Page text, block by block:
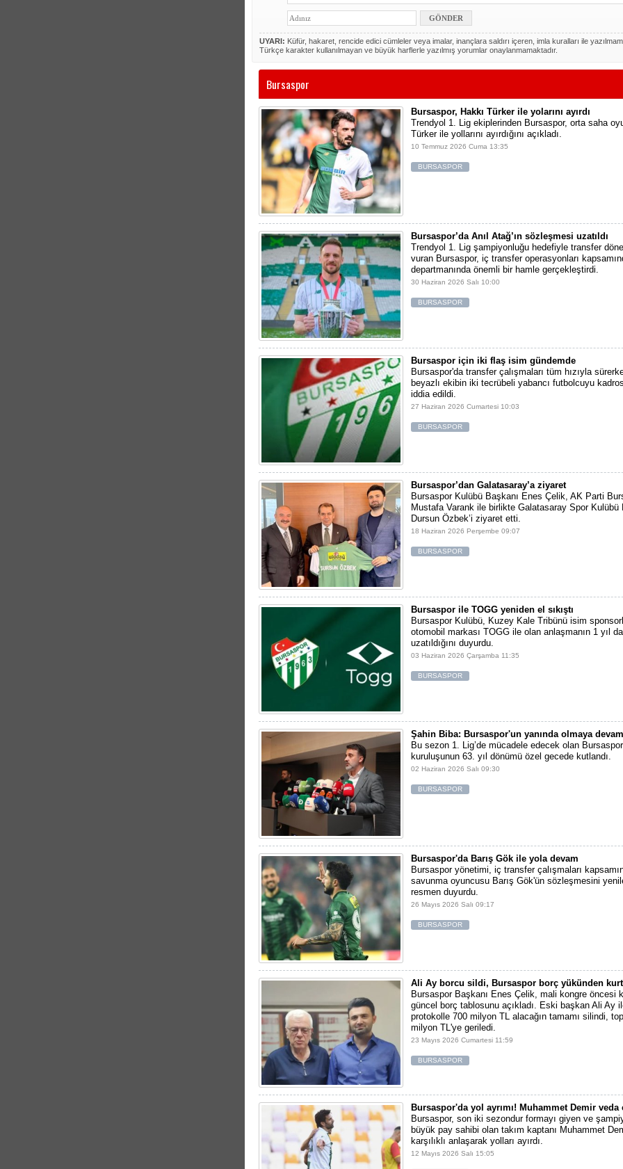
UYARI: Küfür, hakaret, rencide edici cümleler veya imalar, inançlara saldırı içeren, imla kuralları ile
Türkçe karakter kullanılmayan ve büyük harflerle yazılmış yorumlar onaylanmamaktadır.
Bursaspor
Bursaspor, Hakkı Türker ile yolarını ayırdı
Trendyol 1. Lig ekiplerinden Bursaspor, orta saha
Türker ile yollarını ayırdığını açıkladı.
10 Temmuz 2026 Cuma 13:35
BURSASPOR
Bursaspor’da Anıl Atağ’ın sözleşmesi uzatıldı
Trendyol 1. Lig şampiyonluğu hedefiyle transfer
vuran Bursaspor, iç transfer operasyonları
departmanında önemli bir hamle gerçekleştirdi.
30 Haziran 2026 Salı 10:00
BURSASPOR
Bursaspor için iki flaş isim gündemde
Bursaspor'da transfer çalışmaları tüm hızıyla
beyazlı ekibin iki tecrübeli yabancı futbolcuyu
iddia edildi.
27 Haziran 2026 Cumartesi 10:03
BURSASPOR
Bursaspor’dan Galatasaray’a ziyaret
Bursaspor Kulübü Başkanı Enes Çelik, AK Parti
Mustafa Varank ile birlikte Galatasaray Spor Kulübü
Dursun Özbek’i ziyaret etti.
18 Haziran 2026 Perşembe 09:07
BURSASPOR
Bursaspor ile TOGG yeniden el sıkıştı
Bursaspor Kulübü, Kuzey Kale Tribünü isim
otomobil markası TOGG ile olan anlaşmanın 1 yıl
uzatıldığını duyurdu.
03 Haziran 2026 Çarşamba 11:35
BURSASPOR
Şahin Biba: Bursaspor'un yanında olmaya
Bu sezon 1. Lig’de mücadele edecek olan
kuruluşunun 63. yıl dönümü özel gecede kutlandı.
02 Haziran 2026 Salı 09:30
BURSASPOR
Bursaspor'da Barış Gök ile yola devam
Bursaspor yönetimi, iç transfer çalışmaları
savunma oyuncusu Barış Gök'ün sözleşmesini
resmen duyurdu.
26 Mayıs 2026 Salı 09:17
BURSASPOR
Ali Ay borcu sildi, Bursaspor borç yükünden
Bursaspor Başkanı Enes Çelik, mali kongre öncesi
güncel borç tablosunu açıkladı. Eski başkan Ali Ay
protokolle 700 milyon TL alacağın tamamı silindi,
milyon TL'ye geriledi.
23 Mayıs 2026 Cumartesi 11:59
BURSASPOR
Bursaspor'da yol ayrımı! Muhammet Demir veda
Bursaspor, son iki sezondur formayı giyen ve
büyük pay sahibi olan takım kaptanı Muhammet
karşılıklı anlaşarak yolları ayırdı.
12 Mayıs 2026 Salı 15:05